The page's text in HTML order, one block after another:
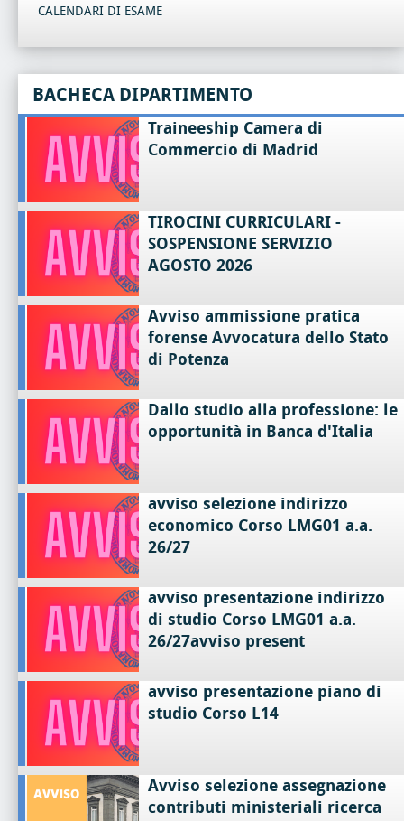
CALENDARI DI ESAME
BACHECA DIPARTIMENTO
Traineeship Camera di
Commercio di Madrid
TIROCINI CURRICULARI -
SOSPENSIONE SERVIZIO
AGOSTO 2026
Avviso ammissione pratica
forense Avvocatura dello Stato
di Potenza
Dallo studio alla professione: le
opportunità in Banca d'Italia
avviso selezione indirizzo
economico Corso LMG01 a.a.
26/27
avviso presentazione indirizzo
di studio Corso LMG01 a.a.
26/27avviso present
avviso presentazione piano di
studio Corso L14
Avviso selezione assegnazione
contributi ministeriali ricerca